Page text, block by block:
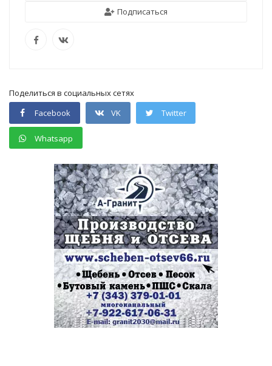
Подписаться
Поделиться в социальных сетях
Facebook
VK Twitter
Whatsapp